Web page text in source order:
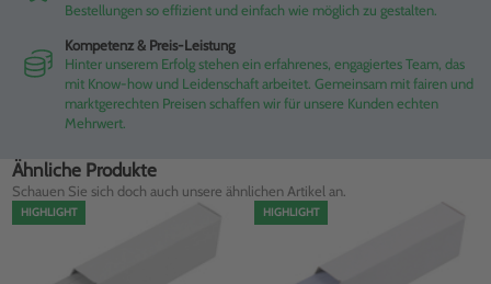
Bestellungen so effizient und einfach wie möglich zu gestalten.
Kompetenz & Preis-Leistung
Hinter unserem Erfolg stehen ein erfahrenes, engagiertes Team, das
mit Know-how und Leidenschaft arbeitet. Gemeinsam mit fairen und
marktgerechten Preisen schaffen wir für unsere Kunden echten
Mehrwert.
Ähnliche Produkte
Schauen Sie sich doch auch unsere ähnlichen Artikel an.
HIGHLIGHT HIGHLIGHT